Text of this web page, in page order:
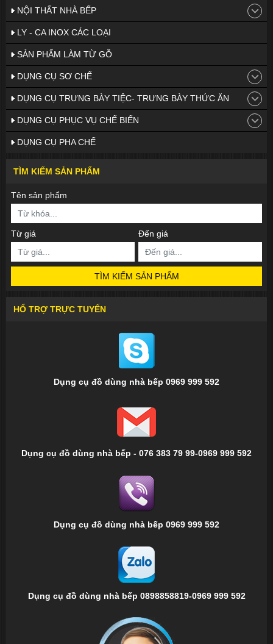
NỘI THẤT NHÀ BẾP
LY - CA INOX CÁC LOẠI
SẢN PHẨM LÀM TỪ GỖ
DỤNG CỤ SƠ CHẾ
DỤNG CỤ TRƯNG BÀY TIỆC- TRƯNG BÀY THỨC ĂN
DỤNG CỤ PHỤC VỤ CHẾ BIẾN
DỤNG CỤ PHA CHẾ
TÌM KIẾM SẢN PHẨM
Tên sản phẩm
Từ giá Đến giá
TÌM KIẾM SẢN PHẨM
HỔ TRỢ TRỰC TUYẾN
Dụng cụ đồ dùng nhà bếp 0969 999 592
Dụng cụ đồ dùng nhà bếp - 076 383 79 99-0969 999 592
Dụng cụ đồ dùng nhà bếp 0969 999 592
Dụng cụ đồ dùng nhà bếp 0898858819-0969 999 592